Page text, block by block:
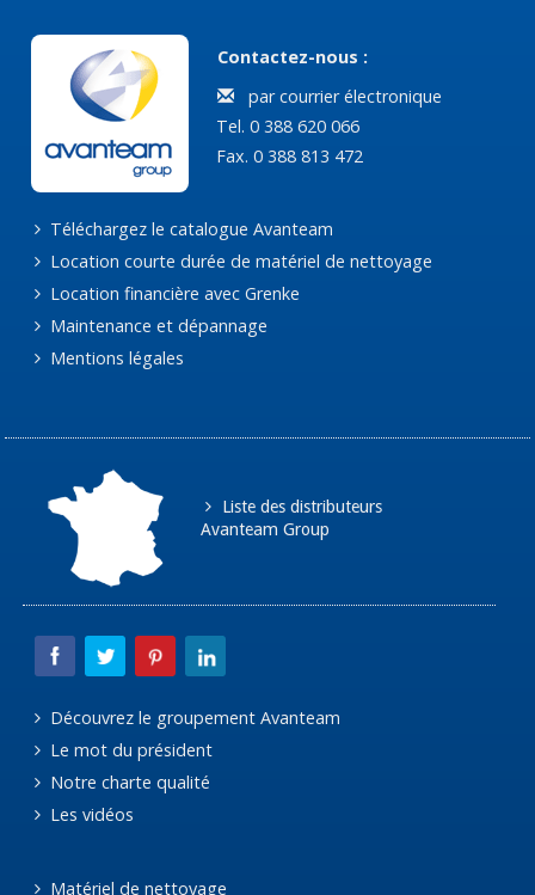
Contactez-nous :
par courrier électronique
Tel. 0 388 620 066
Fax. 0 388 813 472
Téléchargez le catalogue Avanteam
Location courte durée de matériel de nettoyage
Location financière avec Grenke
Maintenance et dépannage
Mentions légales
Liste des distributeurs
Avanteam Group
Découvrez le groupement Avanteam
Le mot du président
Notre charte qualité
Les vidéos
Matériel de nettoyage